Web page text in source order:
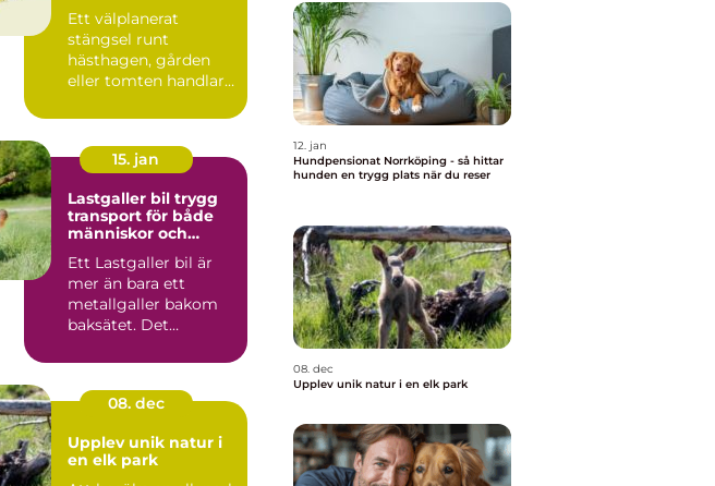
Ett välplanerat
stängsel runt
hästhagen, gården
eller tomten handlar
markera en g...
15. jan
Lastgaller bil trygg
transport för både
människor och
Ett Lastgaller bil är
mer än bara ett
metallgaller bakom
baksätet. Det
säkerhe...
08. dec
Upplev unik natur i
en elk park
12. jan
Hundpensionat Norrköping - så hittar
hunden en trygg plats när du reser
08. dec
Upplev unik natur i en elk park